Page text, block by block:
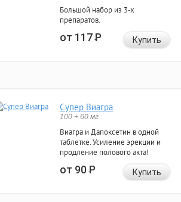
Большой набор из 3-х
препаратов.
от 117Р Купить
Супер Виагра
100 + 60 мг
Виагра и Дапоксетин в одной
таблетке. Усиление эрекции и
продление полового акта!
от 90Р Купить